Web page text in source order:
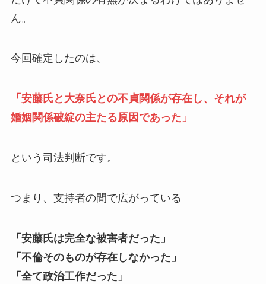
ん。
今回確定したのは、
「安藤氏と大奈氏との不貞関係が存在し、それが
婚姻関係破綻の主たる原因であった」
という司法判断です。
つまり、支持者の間で広がっている
「安藤氏は完全な被害者だった」
「不倫そのものが存在しなかった」
「全て政治工作だった」